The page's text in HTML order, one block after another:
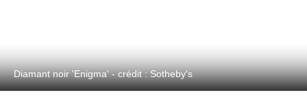
Diamant noir 'Enigma' - crédit : Sotheby's